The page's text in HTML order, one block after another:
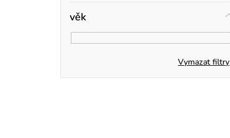
nvěk
Vymazat filtry